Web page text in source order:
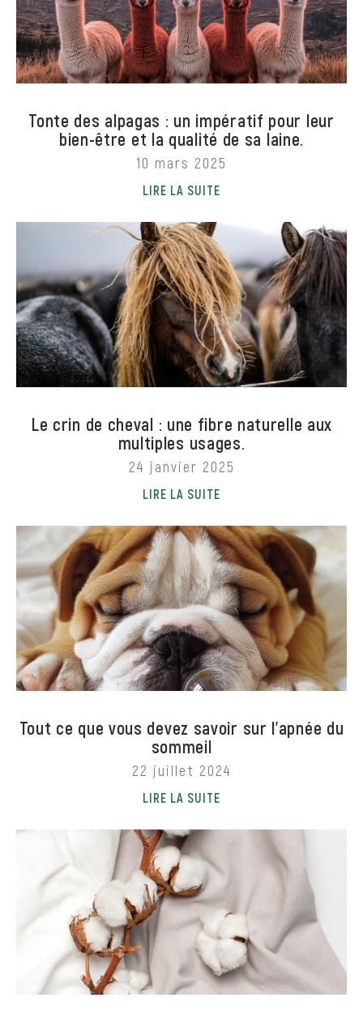
Tonte des alpagas : un impératif pour leur
bien-être et la qualité de sa laine.
10 mars 2025
LIRE LA SUITE
Le crin de cheval : une fibre naturelle aux
multiples usages.
24 janvier 2025
LIRE LA SUITE
Tout ce que vous devez savoir sur l’apnée du
sommeil
22 juillet 2024
LIRE LA SUITE